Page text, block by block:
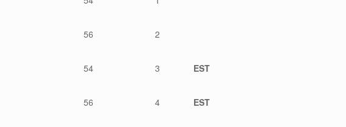
56 2
54 3 EST
56 4 EST